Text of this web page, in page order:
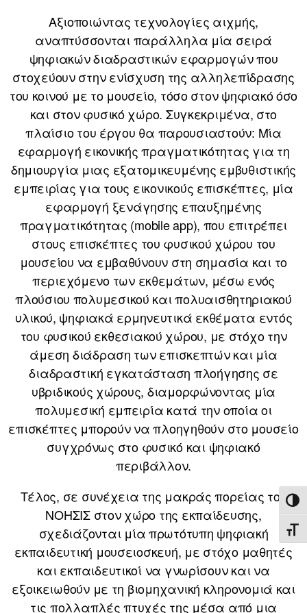
Αξιοποιώντας τεχνολογίες αιχμής,
αναπτύσσονται παράλληλα μία σειρά
ψηφιακών διαδραστικών εφαρμογών που
στοχεύουν στην ενίσχυση της αλληλεπίδρασης
του κοινού με το μουσείο, τόσο στον ψηφιακό όσο
και στον φυσικό χώρο. Συγκεκριμένα, στο
πλαίσιο του έργου θα παρουσιαστούν: Μία
εφαρμογή εικονικής πραγματικότητας για τη
δημιουργία μιας εξατομικευμένης εμβυθιστικής
εμπειρίας για τους εικονικούς επισκέπτες, μία
εφαρμογή ξενάγησης επαυξημένης
πραγματικότητας (mobile app), που επιτρέπει
στους επισκέπτες του φυσικού χώρου του
μουσείου να εμβαθύνουν στη σημασία και το
περιεχόμενο των εκθεμάτων, μέσω ενός
πλούσιου πολυμεσικού και πολυαισθητηριακού
υλικού, ψηφιακά ερμηνευτικά εκθέματα εντός
του φυσικού εκθεσιακού χώρου, με στόχο την
άμεση διάδραση των επισκεπτών και μία
διαδραστική εγκατάσταση πλοήγησης σε
υβριδικούς χώρους, διαμορφώνοντας μία
πολυμεσική εμπειρία κατά την οποία οι
επισκέπτες μπορούν να πλοηγηθούν στο μουσείο
συγχρόνως στο φυσικό και ψηφιακό
περιβάλλον.
Τέλος, σε συνέχεια της μακράς πορείας του
ΝΟΗΣΙΣ στον χώρο της εκπαίδευσης,
σχεδιάζονται μία πρωτότυπη ψηφιακή
εκπαιδευτική μουσειοσκευή, με στόχο μαθητές
και εκπαιδευτικοί να γνωρίσουν και να
εξοικειωθούν με τη βιομηχανική κληρονομιά και
τις πολλαπλές πτυχές της μέσα από μια